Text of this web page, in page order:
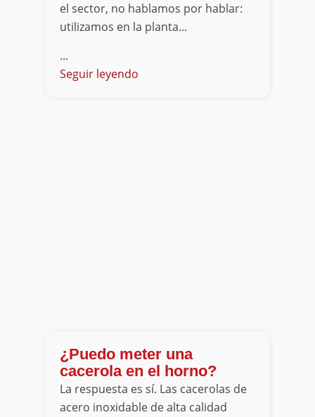
el sector, no hablamos por hablar:
utilizamos en la planta...
...
Seguir leyendo
¿Puedo meter una
cacerola en el horno?
La respuesta es sí. Las cacerolas de
acero inoxidable de alta calidad